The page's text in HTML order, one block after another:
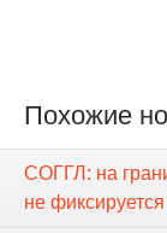
Похожие
СОГГЛ: на
не